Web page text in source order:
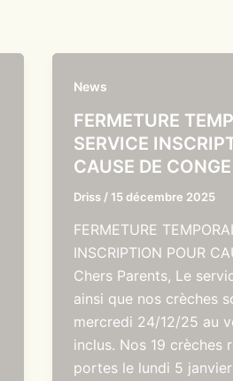
News
FERMETURE
SERVICE
CAUSE DE
Driss / 15 décembre 2025
FERMETURE
INSCRIPTION POUR
Chers Parents, Le
ainsi que nos crèches
mercredi 24/12/25 au
inclus. Nos 19 crèches
portes le lundi 5